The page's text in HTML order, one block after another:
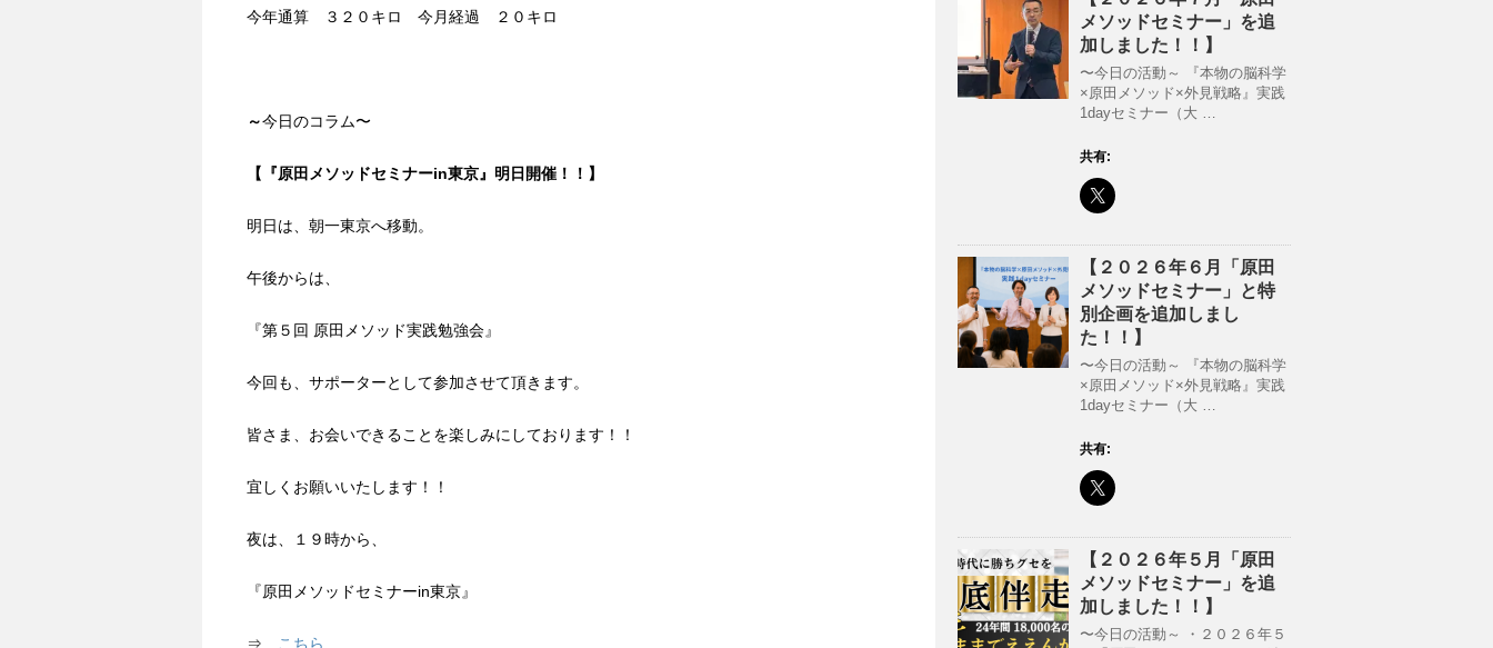
今年通算 ３２０キロ 今月経過 ２０キロ
～今日のコラム〜
【『原田メソッドセミナーin東京』明日開催！！ 】
明日は、朝一東京へ移動。
午後からは、
『第５回 原田メソッド実践勉強会』
今回も、サポーターとして参加させて頂きます。
皆さま、お会いできることを楽しみにしております！！
宜しくお願いいたします！！
夜は、１９時から、
『原田メソッドセミナーin東京』
⇒ こちら
メソッドセミナー」を追
加しました！！】
〜今日の活動～ 『本物の脳科学
×原田メソッド×外見戦略』実践
1dayセミナー（大 …
共有:
【２０２６年６月「原田
メソッドセミナー」と特
別企画を追加しまし
た！！】
〜今日の活動～ 『本物の脳科学
×原田メソッド×外見戦略』実践
1dayセミナー（大 …
共有:
【２０２６年５月「原田
メソッドセミナー」を追
加しました！！】
〜今日の活動～ ・２０２６年５